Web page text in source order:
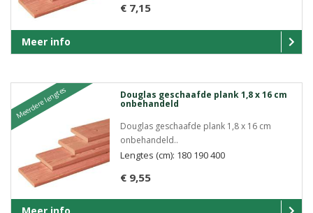
€ 7,15
Meer info
Meerdere lengtes Douglas geschaafde plank 1,8 x 16 cm
onbehandeld
Douglas geschaafde plank 1,8 x 16 cm
onbehandeld..
€ 9,55
Lengtes (cm): 180 190 400